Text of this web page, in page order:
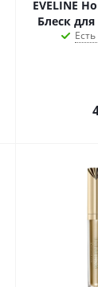
EVELINE
Блеск